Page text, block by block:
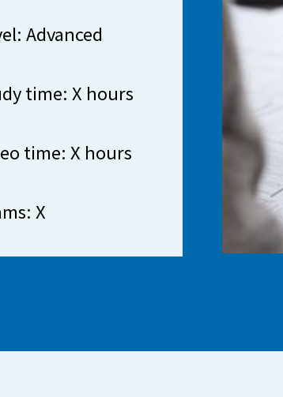
Advanced
time: X hours
time: X hours
X